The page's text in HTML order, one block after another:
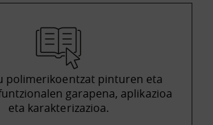
polimerikoentzat pinturen eta
garapena, aplikazioa
eta karakterizazioa.